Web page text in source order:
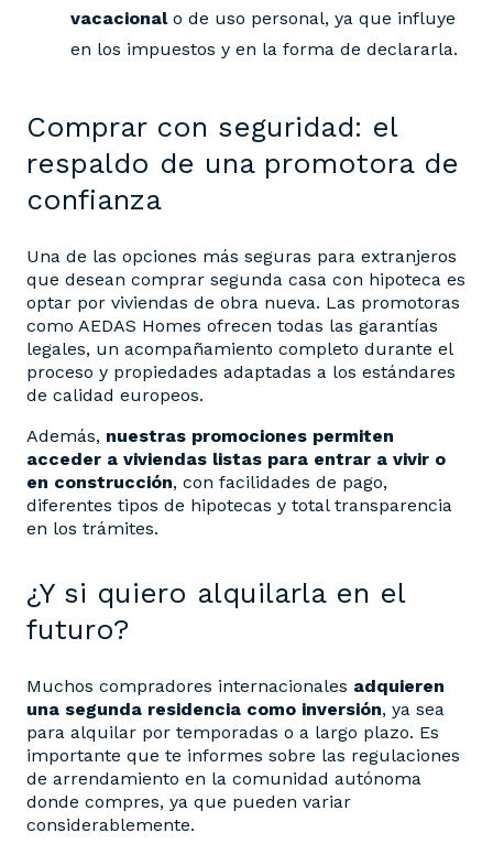
vacacionalo de uso personal, ya que influye
en los impuestos y en la forma de declararla.
Comprar con seguridad: el
respaldo de una promotora de
confianza
Una de las opciones más seguras para extranjeros
que desean comprar segunda casa con hipoteca es
optar por viviendas de obra nueva. Las promotoras
como AEDAS Homes ofrecen todas las garantías
legales, un acompañamiento completo durante el
proceso y propiedades adaptadas a los estándares
de calidad europeos.
Además, nuestras promociones permiten
acceder a viviendas listas para entrar a vivir o
en construcción, con facilidades de pago,
diferentes tipos de hipotecas y total transparencia
en los trámites.
¿Y si quiero alquilarla en el
futuro?
Muchos compradores internacionales adquieren
una segunda residencia como inversión, ya sea
para alquilar por temporadas o a largo plazo. Es
importante que te informes sobre las regulaciones
de arrendamiento en la comunidad autónoma
donde compres, ya que pueden variar
considerablemente.